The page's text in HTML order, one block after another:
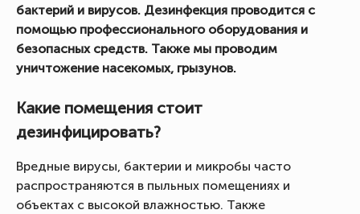
бактерий и вирусов. Дезинфекция проводится с
помощью профессионального оборудования и
безопасных средств. Также мы проводим
уничтожение насекомых, грызунов.
Какие помещения стоит
дезинфицировать?
Вредные вирусы, бактерии и микробы часто
распространяются в пыльных помещениях и
объектах с высокой влажностью. Также